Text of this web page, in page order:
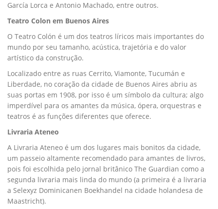
García Lorca e Antonio Machado, entre outros.
Teatro Colon em Buenos Aires
O Teatro Colón é um dos teatros líricos mais importantes do
mundo por seu tamanho, acústica, trajetória e do valor
artístico da construção.
Localizado entre as ruas Cerrito, Viamonte, Tucumán e
Liberdade, no coração da cidade de Buenos Aires abriu as
suas portas em 1908, por isso é um símbolo da cultura; algo
imperdível para os amantes da música, ópera, orquestras e
teatros é as funções diferentes que oferece.
Livraria Ateneo
A Livraria Ateneo é um dos lugares mais bonitos da cidade,
um passeio altamente recomendado para amantes de livros,
pois foi escolhida pelo jornal britânico The Guardian como a
segunda livraria mais linda do mundo (a primeira é a livraria
a Selexyz Dominicanen Boekhandel na cidade holandesa de
Maastricht).